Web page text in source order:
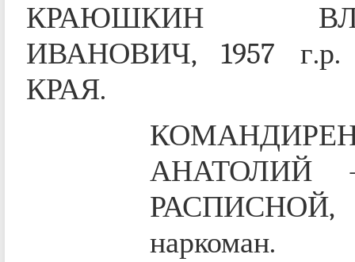
КРАЮШКИН
ИВАНОВИЧ, 1957 г.р.
КРАЯ.
АНАТОЛИЙ
РАСПИСНОЙ,
наркоман.